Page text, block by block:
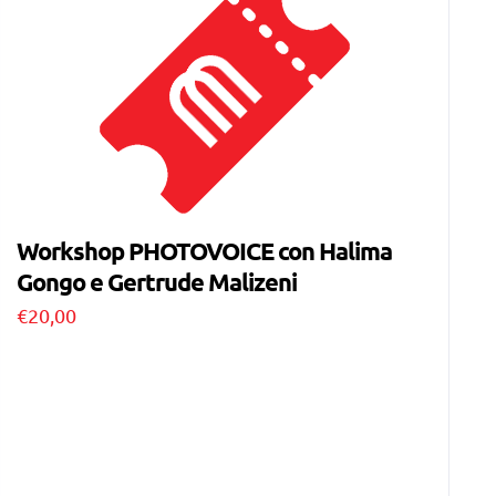
Workshop PHOTOVOICE con Halima
Gongo e Gertrude Malizeni
€20,00